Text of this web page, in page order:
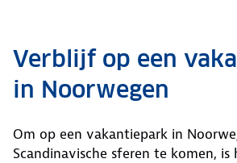
Verblijf op een
in Noorwegen
Om op een vakantiepark in
Scandinavische sferen te komen,